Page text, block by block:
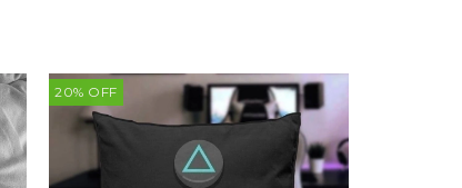
20% OFF